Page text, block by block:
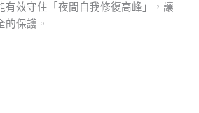
有效守住「夜間自我修復高峰」，讓
的保護。